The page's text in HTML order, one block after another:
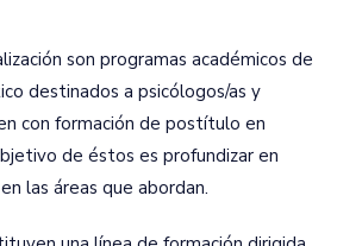
son programas académicos de
destinados a psicólogos/as y
con formación de postítulo en
de éstos es profundizar en
las áreas que abordan.